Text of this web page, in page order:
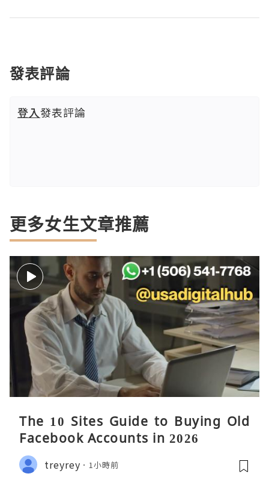
發表評論
登入發表評論
更多女生文章推薦
The 10 Sites Guide to Buying Old
Facebook Accounts in 2026
treyrey 1小時前